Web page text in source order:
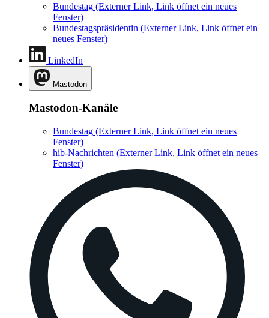
Bundestag (Externer Link, Link öffnet ein neues
Fenster)
Bundestagspräsidentin (Externer Link, Link öffnet ein
neues Fenster)
LinkedIn
Mastodon
Mastodon-Kanäle
Bundestag (Externer Link, Link öffnet ein neues
Fenster)
hib-Nachrichten (Externer Link, Link öffnet ein neues
Fenster)